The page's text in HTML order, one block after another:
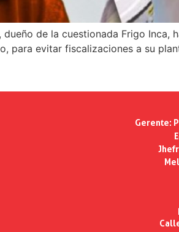
de la cuestionada Frigo Inca,
para evitar fiscalizaciones a su
Gerente: